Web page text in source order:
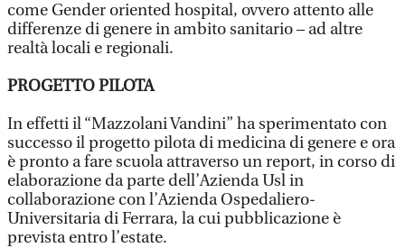
come Gender oriented hospital, ovvero attento alle
differenze di genere in ambito sanitario – ad altre
realtà locali e regionali.
PROGETTO PILOTA
In effetti il “Mazzolani Vandini” ha sperimentato con
successo il progetto pilota di medicina di genere e ora
è pronto a fare scuola attraverso un report, in corso di
elaborazione da parte dell’Azienda Usl in
collaborazione con l’Azienda Ospedaliero-
Universitaria di Ferrara, la cui pubblicazione è
prevista entro l’estate.